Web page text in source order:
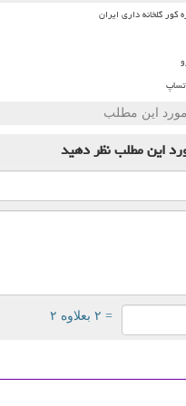
گلخانه داری ایران
مورد این مطلب
این مطلبنظر دهید
= ۲ بعلاوه ۲